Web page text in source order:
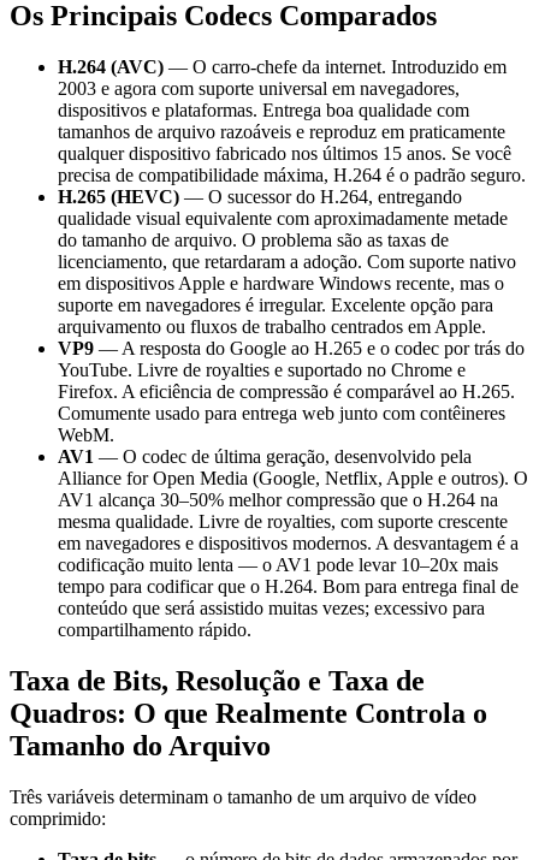
Os Principais Codecs Comparados
H.264 (AVC) — O carro-chefe da internet. Introduzido em
2003 e agora com suporte universal em navegadores,
dispositivos e plataformas. Entrega boa qualidade com
tamanhos de arquivo razoáveis e reproduz em praticamente
qualquer dispositivo fabricado nos últimos 15 anos. Se você
precisa de compatibilidade máxima, H.264 é o padrão seguro.
H.265 (HEVC) — O sucessor do H.264, entregando
qualidade visual equivalente com aproximadamente metade
do tamanho de arquivo. O problema são as taxas de
licenciamento, que retardaram a adoção. Com suporte nativo
em dispositivos Apple e hardware Windows recente, mas o
suporte em navegadores é irregular. Excelente opção para
arquivamento ou fluxos de trabalho centrados em Apple.
VP9 — A resposta do Google ao H.265 e o codec por trás do
YouTube. Livre de royalties e suportado no Chrome e
Firefox. A eficiência de compressão é comparável ao H.265.
Comumente usado para entrega web junto com contêineres
WebM.
AV1 — O codec de última geração, desenvolvido pela
Alliance for Open Media (Google, Netflix, Apple e outros). O
AV1 alcança 30–50% melhor compressão que o H.264 na
mesma qualidade. Livre de royalties, com suporte crescente
em navegadores e dispositivos modernos. A desvantagem é a
codificação muito lenta — o AV1 pode levar 10–20x mais
tempo para codificar que o H.264. Bom para entrega final de
conteúdo que será assistido muitas vezes; excessivo para
compartilhamento rápido.
Taxa de Bits, Resolução e Taxa de
Quadros: O que Realmente Controla o
Tamanho do Arquivo
Três variáveis determinam o tamanho de um arquivo de vídeo
comprimido: